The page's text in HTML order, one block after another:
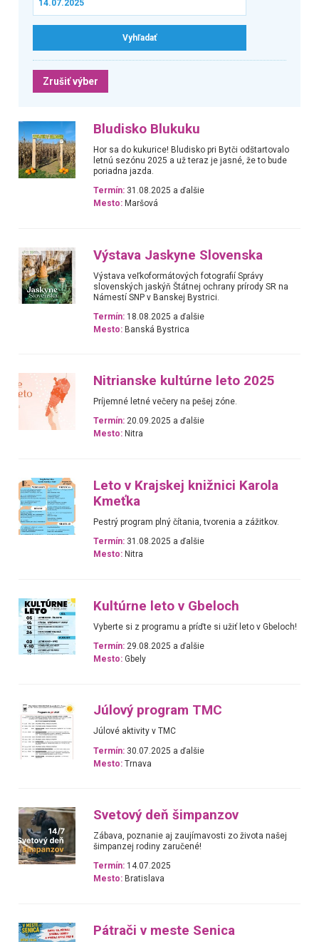
Zrušiť výber
Bludisko Blukuku
Hor sa do kukurice! Bludisko pri Bytči odštartovalo
letnú sezónu 2025 a už teraz je jasné, že to bude
poriadna jazda.
Termín: 31.08.2025 a ďalšie
Mesto: Maršová
Výstava Jaskyne Slovenska
Výstava veľkoformátových fotografií Správy
slovenských jaskýň Štátnej ochrany prírody SR na
Námestí SNP v Banskej Bystrici.
Termín: 18.08.2025 a ďalšie
Mesto: Banská Bystrica
Nitrianske kultúrne leto 2025
Príjemné letné večery na pešej zóne.
Termín: 20.09.2025 a ďalšie
Mesto: Nitra
Leto v Krajskej knižnici Karola
Kmeťka
Pestrý program plný čítania, tvorenia a zážitkov.
Termín: 31.08.2025 a ďalšie
Mesto: Nitra
Kultúrne leto v Gbeloch
Vyberte si z programu a príďte si užiť leto v Gbeloch!
Termín: 29.08.2025 a ďalšie
Mesto: Gbely
Júlový program TMC
Júlové aktivity v TMC
Termín: 30.07.2025 a ďalšie
Mesto: Trnava
Svetový deň šimpanzov
Zábava, poznanie aj zaujímavosti zo života našej
šimpanzej rodiny zaručené!
Termín: 14.07.2025
Mesto: Bratislava
Pátrači v meste Senica